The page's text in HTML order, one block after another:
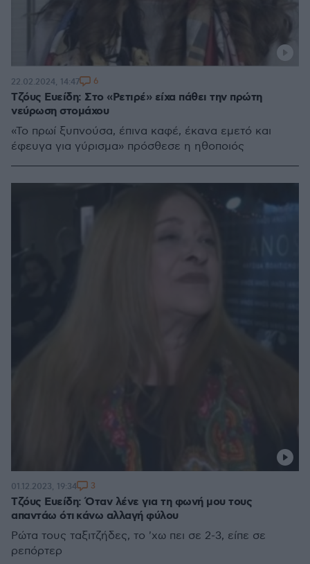
Τζόυς Ευείδη: Στο «Ρετιρέ» είχα πάθει την πρώτη
νεύρωση στομάχου
«Το πρωί ξυπνούσα, έπινα καφέ, έκανα εμετό και
έφευγα για γύρισμα» πρόσθεσε η ηθοποιός
22.02.2024, 14:47 6
Τζόυς Ευείδη: Όταν λένε για τη φωνή μου τους
απαντάω ότι κάνω αλλαγή φύλου
Ρώτα τους ταξιτζήδες, το 'χω πει σε 2-3, είπε σε
ρεπόρτερ
01.12.2023, 19:34 3